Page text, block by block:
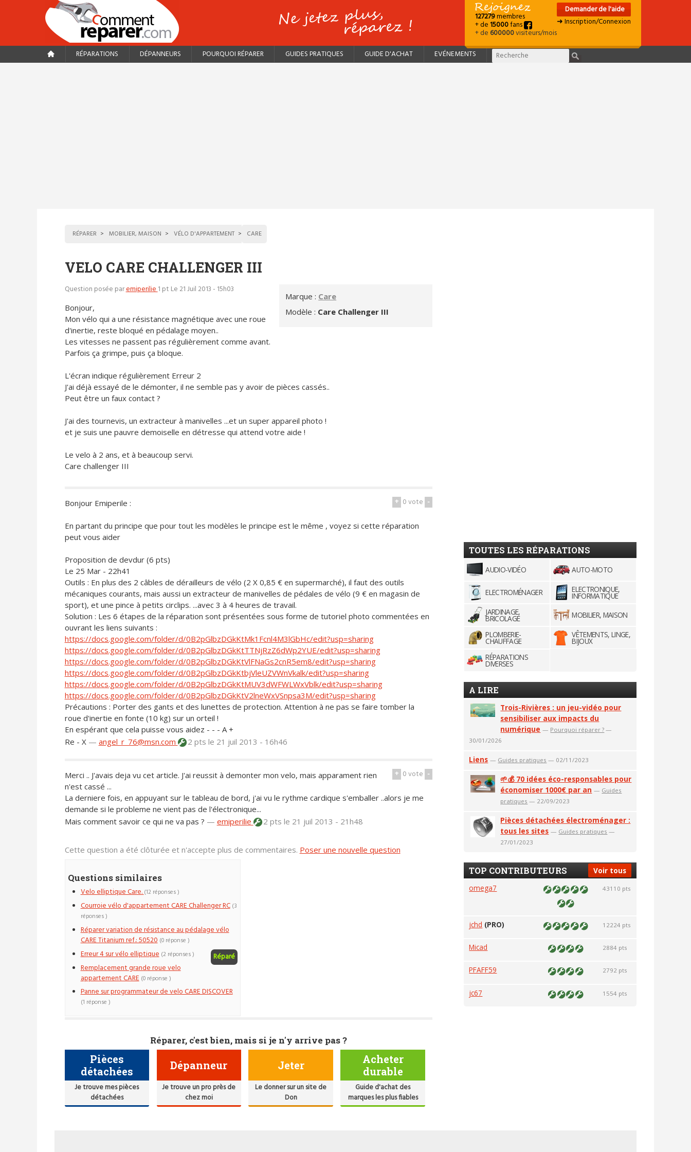
127279membres
+ de15000fans
+ de600000visiteurs/mois
Demander de l'aide
➜ Inscription/Connexion
RÉPARATIONS DÉPANNEURS POURQUOI RÉPARER GUIDES PRATIQUES GUIDE D'ACHAT EVÉNEMENTS
RÉPARER MOBILIER, MAISON VÉLO D'APPARTEMENT CARE
VELO CARE CHALLENGER III
Marque : Care
Modèle : Care Challenger III
Question posée paremiperilie1 pt Le 21 Juil 2013 - 15h03
Bonjour,
Mon vélo qui a une résistance magnétique avec une roue
d'inertie, reste bloqué en pédalage moyen..
Les vitesses ne passent pas régulièrement comme avant.
Parfois ça grimpe, puis ça bloque.
L'écran indique régulièrement Erreur 2
J'ai déjà essayé de le démonter, il ne semble pas y avoir de pièces cassés..
Peut être un faux contact ?
J'ai des tournevis, un extracteur à manivelles ...et un super appareil photo !
et je suis une pauvre demoiselle en détresse qui attend votre aide !
Le velo à 2 ans, et à beaucoup servi.
Care challenger III
+ 0vote -
Bonjour Emiperile :
En partant du principe que pour tout les modèles le principe est le même , voyez si cette réparation
peut vous aider
Proposition de devdur (6 pts)
Le 25 Mar - 22h41
Outils : En plus des 2 câbles de dérailleurs de vélo (2 X 0,85 € en supermarché), il faut des outils
mécaniques courants, mais aussi un extracteur de manivelles de pédales de vélo (9 € en magasin de
sport), et une pince à petits circlips. ...avec 3 à 4 heures de travail.
Solution : Les 6 étapes de la réparation sont présentées sous forme de tutoriel photo commentées en
ouvrant les liens suivants :
https://docs.google.com/folder/d/0B2pGlbzDGkKtMk1Fcnl4M3lGbHc/edit?usp=sharing
https://docs.google.com/folder/d/0B2pGlbzDGkKtTTNjRzZ6dWp2YUE/edit?usp=sharing
https://docs.google.com/folder/d/0B2pGlbzDGkKtVlFNaGs2cnR5em8/edit?usp=sharing
https://docs.google.com/folder/d/0B2pGlbzDGkKtbjVleUZVWnVkalk/edit?usp=sharing
https://docs.google.com/folder/d/0B2pGlbzDGkKtMUV3dWFWLWxVblk/edit?usp=sharing
https://docs.google.com/folder/d/0B2pGlbzDGkKtV2lneWxVSnpsa3M/edit?usp=sharing
Précautions : Porter des gants et des lunettes de protection. Attention à ne pas se faire tomber la
roue d'inertie en fonte (10 kg) sur un orteil !
En espérant que cela puisse vous aidez - - - A +
Re - X — angel_r_76@msn.com 2 pts le 21 juil 2013 - 16h46
+ 0vote -
Merci .. J'avais deja vu cet article. J'ai reussit à demonter mon velo, mais apparament rien
n'est cassé ...
La derniere fois, en appuyant sur le tableau de bord, j'ai vu le rythme cardique s'emballer ..alors je me
demande si le probleme ne vient pas de l'électronique...
Mais comment savoir ce qui ne va pas ? — emiperilie 2 pts le 21 juil 2013 - 21h48
Cette question a été clôturée et n'accepte plus de commentaires. Poser une nouvelle question
Questions similaires
Velo elliptique Care.(12 réponses )
Courroie vélo d'appartement CARE Challenger RC (3
réponses )
Réparer variation de résistance au pédalage vélo
CARE Titanium ref.: 50520 (0 réponse )
Erreur 4 sur vélo elliptique Réparé
(2 réponses )
Remplacement grande roue velo
appartement CARE (0 réponse )
Panne sur programmateur de velo CARE DISCOVER
(1 réponse )
Réparer, c'est bien, mais si je n'y arrive pas ?
Pièces
détachées
Je trouve mes pièces
détachées
Dépanneur
Je trouve un pro près de
chez moi
Jeter
Le donner sur un site de
Don
Acheter
durable
Guide d'achat des
marques les plus fiables
TOUTES LES RÉPARATIONS
AUDIO-VIDÉO AUTO-MOTO
ELECTROMÉNAGER ELECTRONIQUE,
INFORMATIQUE
JARDINAGE,
BRICOLAGE
MOBILIER, MAISON
PLOMBERIE-
CHAUFFAGE
VÊTEMENTS, LINGE,
BIJOUX
RÉPARATIONS
DIVERSES
A LIRE
Trois-Rivières : un jeu-vidéo pour
sensibiliser aux impacts du
numérique — Pourquoi réparer ? —
30/01/2026
Liens — Guides pratiques — 02/11/2023
🌱💰 70 idées éco-responsables pour
économiser 1000€ par an — Guides
pratiques — 22/09/2023
Pièces détachées électroménager :
tous les sites — Guides pratiques —
27/01/2023
Voir tous
TOP CONTRIBUTEURS
omega7 43110 pts
jchd (PRO) 12224 pts
Micad 2884 pts
PFAFF59 2792 pts
jc67 1554 pts